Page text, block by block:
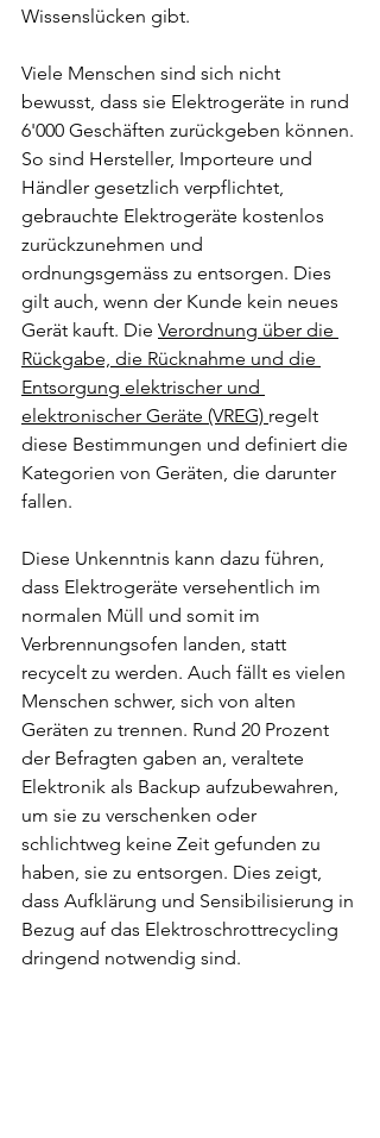
Wissenslücken gibt.
Viele Menschen sind sich nicht
bewusst, dass sie Elektrogeräte in rund
6'000 Geschäften zurückgeben können.
So sind Hersteller, Importeure und
Händler gesetzlich verpflichtet,
gebrauchte Elektrogeräte kostenlos
zurückzunehmen und
ordnungsgemäss zu entsorgen. Dies
gilt auch, wenn der Kunde kein neues
Gerät kauft. Die Verordnung über die
Rückgabe, die Rücknahme und die
Entsorgung elektrischer und
elektronischer Geräte (VREG) regelt
diese Bestimmungen und definiert die
Kategorien von Geräten, die darunter
fallen.
Diese Unkenntnis kann dazu führen,
dass Elektrogeräte versehentlich im
normalen Müll und somit im
Verbrennungsofen landen, statt
recycelt zu werden. Auch fällt es vielen
Menschen schwer, sich von alten
Geräten zu trennen. Rund 20 Prozent
der Befragten gaben an, veraltete
Elektronik als Backup aufzubewahren,
um sie zu verschenken oder
schlichtweg keine Zeit gefunden zu
haben, sie zu entsorgen. Dies zeigt,
dass Aufklärung und Sensibilisierung in
Bezug auf das Elektroschrottrecycling
dringend notwendig sind.